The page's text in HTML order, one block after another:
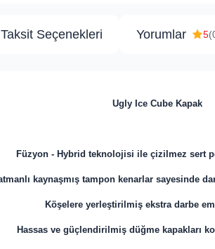
Taksit Seçenekleri Yorumlar 5
Ugly Ice Cube Kapak
Füzyon - Hybrid teknolojisi ile çizilmez sert
kaynaşmış tampon kenarlar sayesinde
Köşelere yerleştirilmiş ekstra darbe
Hassas ve güçlendirilmiş düğme kapakları